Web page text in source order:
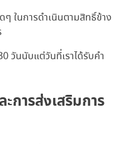
ๆ ในการดำเนินตามสิทธิ์ข้าง
วันนับแต่วันที่เราได้รับคำ
การส่งเสริมการ